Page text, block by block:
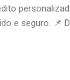
e seguro.
valor do
Não envie